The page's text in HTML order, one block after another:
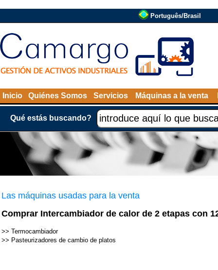
Português/Brasil
Inicio Quiénes Somos Servicios Máquinas a la venta
Qué estás buscando?
Las máquinas usadas para la venta
Comprar Intercambiador de calor de 2 etapas con
>> Termocambiador
>> Pasteurizadores de cambio de platos